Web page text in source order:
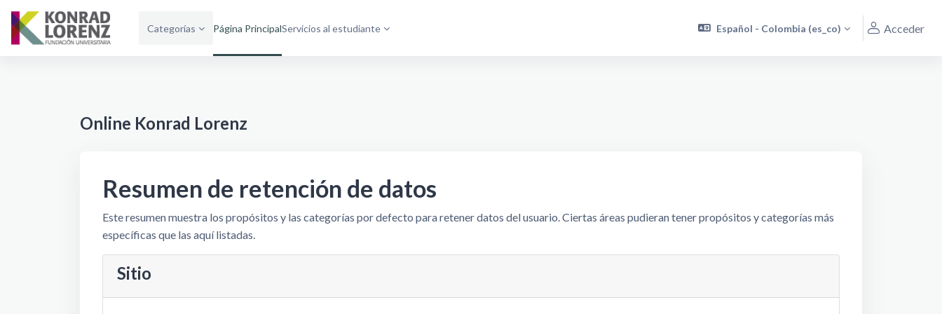
Saltar al contenido principal
Categorías Página PrincipalServicios al estudiante Español - Colombia ‎(es_co)‎ Acceder
Online Konrad Lorenz
Resumen de retención de datos
Este resumen muestra los propósitos y las categorías por defecto para retener datos del usuario. Ciertas áreas pudieran tener propósitos y categorías más
específicas que las aquí listadas.
Sitio